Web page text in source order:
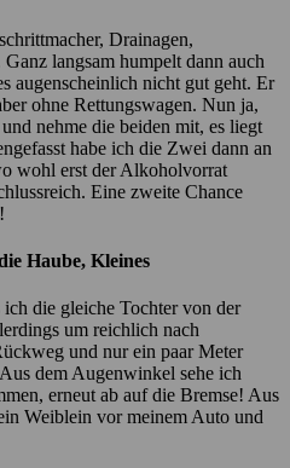
Drainagen,
langsam humpelt dann auch
augenscheinlich nicht gut geht. Er
ohne Rettungswagen. Nun ja,
nehme die beiden mit, es liegt
habe ich die Zwei dann an
wohl erst der Alkoholvorrat
Eine zweite Chance
Haube, Kleines
ich die gleiche Tochter von der
um reichlich nach
und nur ein paar Meter
dem Augenwinkel sehe ich
erneut ab auf die Bremse! Aus
Weiblein vor meinem Auto und